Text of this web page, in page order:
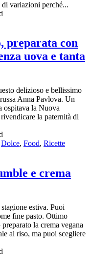
variazioni perché...
preparata con
uova e tanta
delizioso e bellissimo
Anna Pavlova. Un
ospitava la Nuova
la paternità di
Dolce, Food, Ricette
e crema
estiva. Puoi
fine pasto. Ottimo
la crema vegana
al riso, ma puoi scegliere